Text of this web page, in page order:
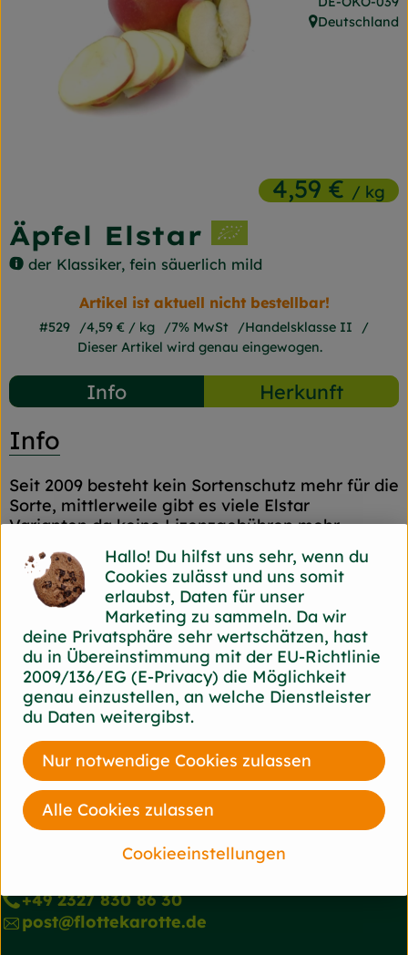
Frischetheke
Naturkost
Getränke
So geht's
Über uns
Jetzt bestellen
Äpfel Elstar
der Klassiker, fein säuerlich mild
4,59 €/ kg
, Herkunft:
Deutschland
Artikel ist aktuell nicht bestellbar!
#529 4,59 € / kg 7% MwSt
Handelsklasse II
Dieser Artikel wird genau eingewogen.
Info Herkunft
Info
Seit 2009 besteht kein Sortenschutz mehr für die
Sorte, mittlerweile gibt es viele Elstar
Varianten,da keine Lizenzgebühren mehr
Produktinformationen
Herkunft
Hersteller: Münch
Deutschland
Du hast eine Frage? Wir helfen gerne!
Josef-Haumann-Str. 7
+49 2327 830 86 30
post@flottekarotte.de
Hallo! Du hilfst uns sehr, wenn du
Cookies zulässt und uns somit
erlaubst, Daten für unser
Marketing zu sammeln. Da wir
deine Privatsphäre sehr wertschätzen, hast
du in Übereinstimmung mit der EU-Richtlinie
2009/136/EG (E-Privacy) die Möglichkeit
genau einzustellen, an welche Dienstleister
du Daten weitergibst.
Cookieeinstellungen
Nur notwendige Cookies zulassen
Alle Cookies zulassen